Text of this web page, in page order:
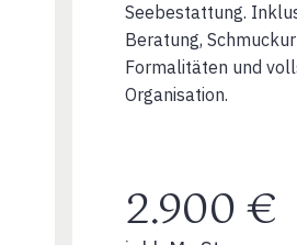
Seebestattung.
Beratung,
Formalitäten und
Organisation.
2.900 €